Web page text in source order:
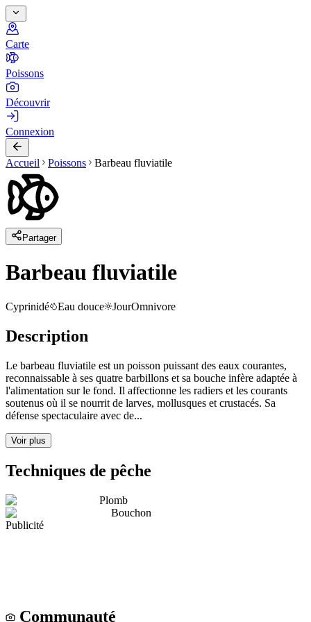
Carte
Poissons
Découvrir
Connexion
Accueil Poissons Barbeau fluviatile
Partager
Barbeau fluviatile
Cyprinidé Eau douce JourOmnivore
Description
Le barbeau fluviatile est un poisson puissant des eaux courantes,
reconnaissable à ses quatre barbillons et sa bouche infère adaptée à
l'alimentation sur le fond. Il affectionne les radiers et les courants
soutenus où il se nourrit de larves, mollusques et crustacés. Sa
défense spectaculaire avec de...
Voir plus
Techniques de pêche
Plomb
Bouchon
Publicité
Communauté